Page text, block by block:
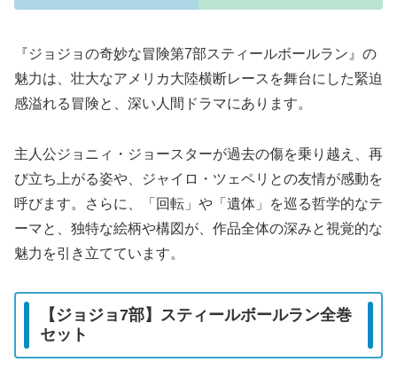
『ジョジョの奇妙な冒険第7部スティールボールラン』の
魅力は、壮大なアメリカ大陸横断レースを舞台にした緊迫
感溢れる冒険と、深い人間ドラマにあります。
主人公ジョニィ・ジョースターが過去の傷を乗り越え、再
び立ち上がる姿や、ジャイロ・ツェペリとの友情が感動を
呼びます。さらに、「回転」や「遺体」を巡る哲学的なテ
ーマと、独特な絵柄や構図が、作品全体の深みと視覚的な
魅力を引き立てています。
【ジョジョ7部】スティールボールラン全巻
セット